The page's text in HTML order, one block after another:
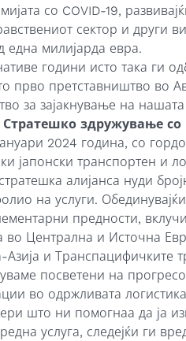
со COVID-19,
сектор и други
една милијарда евра.
години исто така ги
прво претставништво во
за зајакнување на
Стратешко здружување со
2024 година, со
јапонски транспортен и
алијанса нуди
на услуги.
предности,
во Централна и Источна
Азија и Транспацифичките
посветени на
во одржливата
што ни помогнаа да ја
услуга, следејќи ги